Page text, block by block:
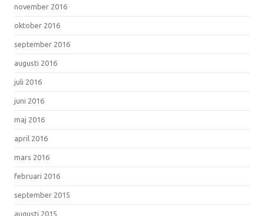
november 2016
oktober 2016
september 2016
augusti 2016
juli 2016
juni 2016
maj 2016
april 2016
mars 2016
februari 2016
september 2015
augusti 2015